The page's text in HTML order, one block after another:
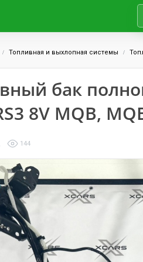
Топливная и выхлопная системы
бак
8V MQB,
144